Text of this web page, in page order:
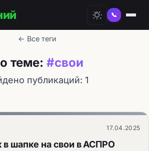
📞
← Все теги
теме: #свои
публикаций: 1
17.04.2025
в шапке на свои в АСПРО